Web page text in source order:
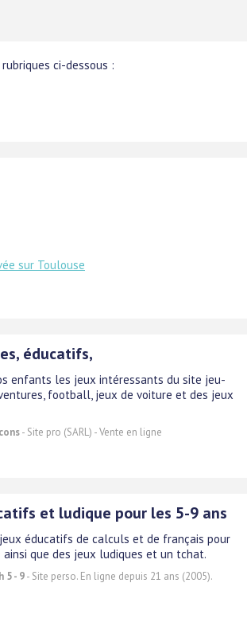
ci-dessous :
sur Toulouse
éducatifs,
enfants les jeux intéressants du site jeu-
football, jeux de voiture et des jeux
- Site pro (SARL) - Vente en ligne
et ludique pour les 5-9 ans
éducatifs de calculs et de français pour
que des jeux ludiques et un tchat.
5 - 9- Site perso. En ligne depuis 21 ans (2005).